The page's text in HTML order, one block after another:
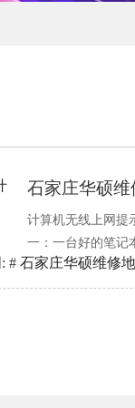
石家庄华硕
计算机无线上网提
一：一台好的笔记
线网络”。存在以
化”时默认关闭
# 石家庄华硕维修